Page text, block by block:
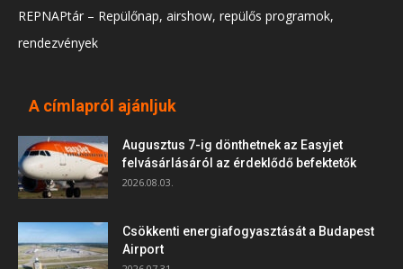
REPNAPtár – Repülőnap, airshow, repülős programok,
rendezvények
A címlapról ajánljuk
Augusztus 7-ig dönthetnek az Easyjet
felvásárlásáról az érdeklődő befektetők
2026.08.03.
Csökkenti energiafogyasztását a Budapest
Airport